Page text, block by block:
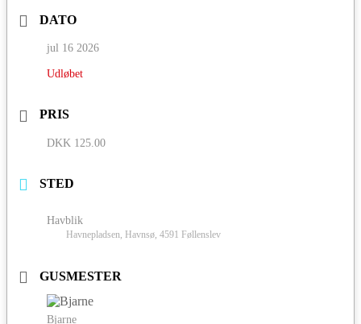
DATO
jul 16 2026
Udløbet
PRIS
DKK 125.00
STED
Havblik
Havnepladsen, Havnsø, 4591 Føllenslev
GUSMESTER
Bjarne